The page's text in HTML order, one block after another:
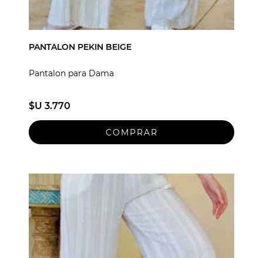
PANTALON PEKIN BEIGE
Pantalon para Dama
$U 3.770